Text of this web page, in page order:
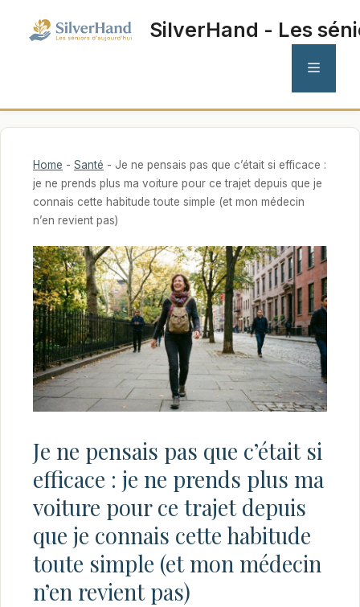
SilverHand - Les
MENU
Home - Santé - Je ne pensais pas que c’était si efficace :
je ne prends plus ma voiture pour ce trajet depuis que je
connais cette habitude toute simple (et mon médecin
n’en revient pas)
Je ne pensais pas que c’était si
efficace : je ne prends plus ma
voiture pour ce trajet depuis
que je connais cette habitude
toute simple (et mon médecin
n’en revient pas)